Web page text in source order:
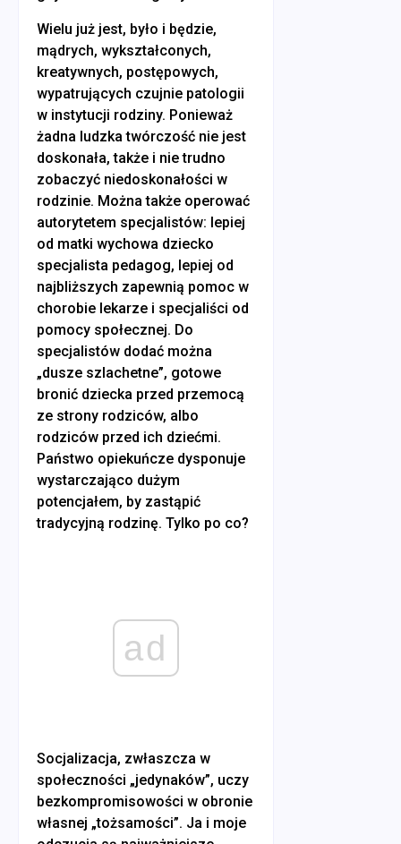
Wielu już jest, było i będzie,
mądrych, wykształconych,
kreatywnych, postępowych,
wypatrujących czujnie patologii
w instytucji rodziny. Ponieważ
żadna ludzka twórczość nie jest
doskonała, także i nie trudno
zobaczyć niedoskonałości w
rodzinie. Można także operować
autorytetem specjalistów: lepiej
od matki wychowa dziecko
specjalista pedagog, lepiej od
najbliższych zapewnią pomoc w
chorobie lekarze i specjaliści od
pomocy społecznej. Do
specjalistów dodać można
„dusze szlachetne”, gotowe
bronić dziecka przed przemocą
ze strony rodziców, albo
rodziców przed ich dziećmi.
Państwo opiekuńcze dysponuje
wystarczająco dużym
potencjałem, by zastąpić
tradycyjną rodzinę. Tylko po co?
ad
Socjalizacja, zwłaszcza w
społeczności „jedynaków”, uczy
bezkompromisowości w obronie
własnej „tożsamości”. Ja i moje